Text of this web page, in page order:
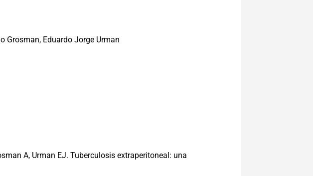
Grosman, Eduardo Jorge Urman
A, Urman EJ. Tuberculosis extraperitoneal: una